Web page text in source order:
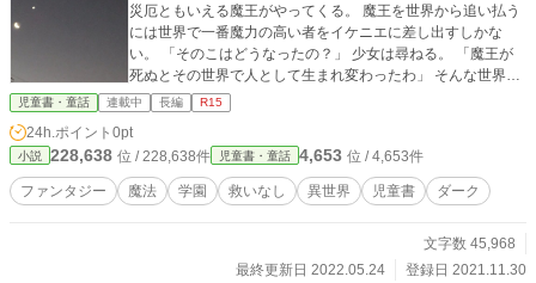
災厄ともいえる魔王がやってくる。 魔王を世界から追い払う
には世界で一番魔力の高い者をイケニエに差し出すしかな
い。 「そのこはどうなったの？」 少女は尋ねる。 「魔王が
死ぬとその世界で人として生まれ変わったわ」 そんな世界の
物語。 ☆☆☆ （たぶん）週一公開（予定） 他社でも同時公
開
児童書・童話 連載中 長編 R15
24h.ポイント 0pt
小説 228,638 位 / 228,638件 児童書・童話 4,653 位 / 4,653件
ファンタジー 魔法 学園 救いなし 異世界 児童書 ダーク
文字数 45,968
最終更新日 2022.05.24
登録日 2021.11.30